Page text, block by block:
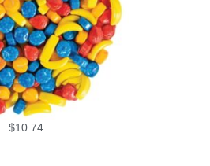
$10.74